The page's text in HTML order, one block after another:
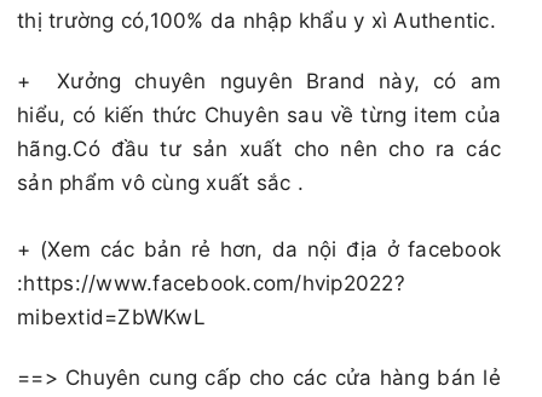
thị trường có,100% da nhập khẩu y xì Authentic.
+Xưởng chuyên nguyên Brand này, có am
hiểu, có kiến thức Chuyên sau về từng item của
hãng.Có đầu tư sản xuất cho nên cho ra các
sản phẩm vô cùng xuất sắc .
+ (Xem các bản rẻ hơn, da nội địa ở facebook
:https://www.facebook.com/hvip2022?
mibextid=ZbWKwL
==> Chuyên cung cấp cho các cửa hàng bán lẻ